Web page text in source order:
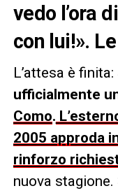
vedo l’ora
con lui!».
L’attesa è finita:
ufficialmente
Como.
2005 approda
rinforzo
nuova